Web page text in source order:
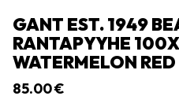
GANT EST. 1949
RANTAPYYHE
WATERMELON RED
85.00€